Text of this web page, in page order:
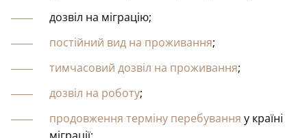
дозвіл на міграцію;
постійний вид на проживання;
тимчасовий дозвіл на проживання;
дозвіл на роботу;
продовження терміну перебування у країні